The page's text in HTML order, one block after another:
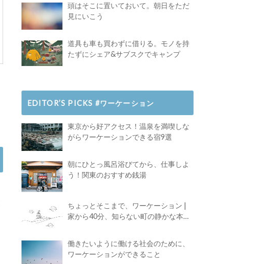
頭はそこに置いておいて。朝日をただ
見にいこう
道具も車も買わずに借りる。モノを持
たずにシェア&サブスクでキャンプ
EDITOR’S PICKS #ワーケーション
東京から好アクセス！温泉を満喫しな
がらワーケーションできる宿9選
朝にひとっ風呂浴びてから、仕事しよ
う！関東のおすすめ銭湯
ちょっとそこまで、ワーケーション |
家から40分、知らない町の静かな本屋
働きたいように働ける社会のために、
ワーケーションができること